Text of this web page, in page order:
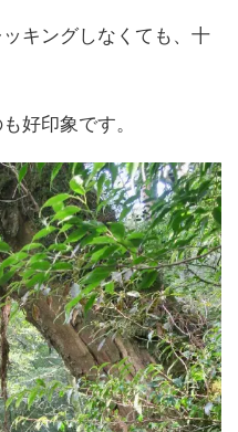
キングしなくても、十
も好印象です。